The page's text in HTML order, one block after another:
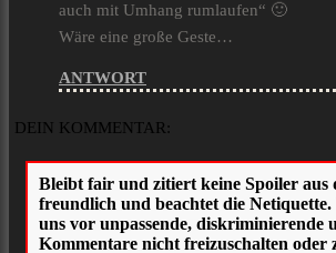
auch mit Umhang rumlaufen“ 🙂
Wäre eine große Geste…
ANTWORT
DEIN KOMMENTAR: